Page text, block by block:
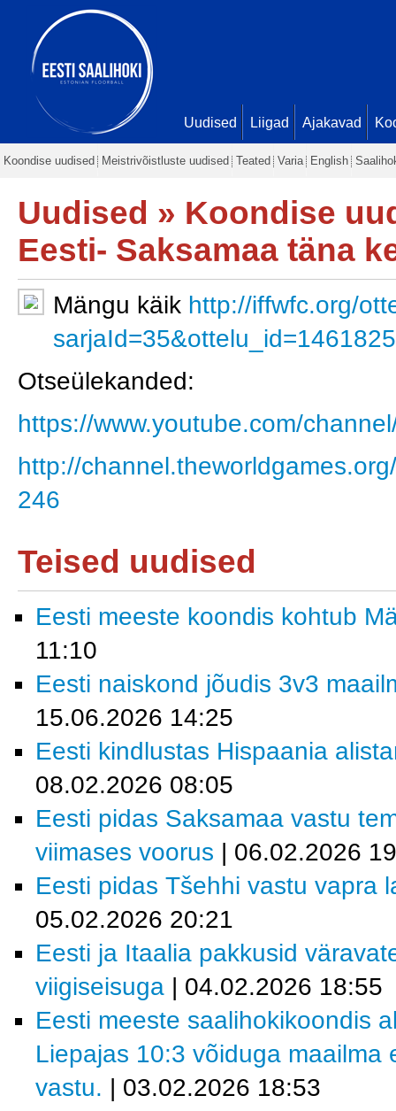
Uudised Liigad Ajakavad
Koondise uudised Meistrivõistluste uudised Teated Varia English
Uudised » Koondise
Eesti- Saksamaa täna
Mängu käik http://iffwfc.org/
Otseülekanded:
https://www.youtube.com/
http://
246
Teised uudised
Eesti meeste koondis kohtub
11:10
Eesti naiskond jõudis 3v3
15.06.2026 14:25
Eesti kindlustas Hispaania
08.02.2026 08:05
Eesti pidas Saksamaa vastu
viimases voorus | 06.02.2026
Eesti pidas Tšehhi vastu vapra
05.02.2026 20:21
Eesti ja Itaalia pakkusid
viigiseisuga | 04.02.2026 18:55
Eesti meeste saalihokikoondis
Liepajas 10:3 võiduga
vastu. | 03.02.2026 18:53